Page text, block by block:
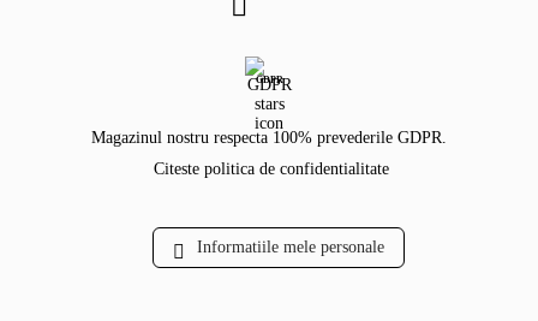
GDPR
Magazinul nostru respecta 100% prevederile GDPR.
Citeste politica de confidentialitate
Informatiile mele personale